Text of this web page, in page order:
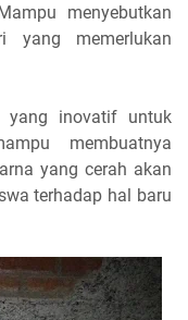
menyebutkan
yang memerlukan
yang inovatif untuk
membuatnya
yang cerah akan
terhadap hal baru